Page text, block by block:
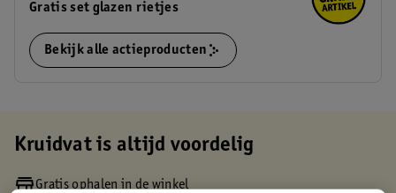
Gratis set glazen rietjes
Bekijk alle actieproducten
Kruidvat is altijd voordelig
Gratis ophalen in de winkel